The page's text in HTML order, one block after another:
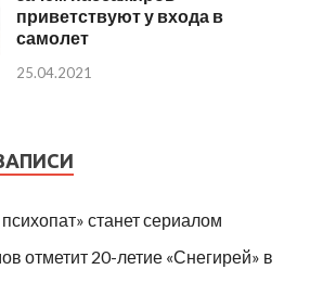
приветствуют у входа в
самолет
25.04.2021
станет сериалом
отметит 20-летие «Снегирей» в